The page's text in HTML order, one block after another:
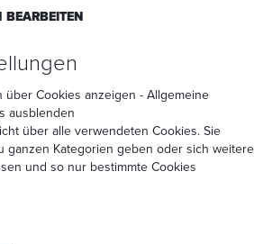
BEARBEITEN
über Cookies anzeigen - Allgemeine
ausblenden
über alle verwendeten Cookies. Sie
ganzen Kategorien geben oder sich weitere
und so nur bestimmte Cookies